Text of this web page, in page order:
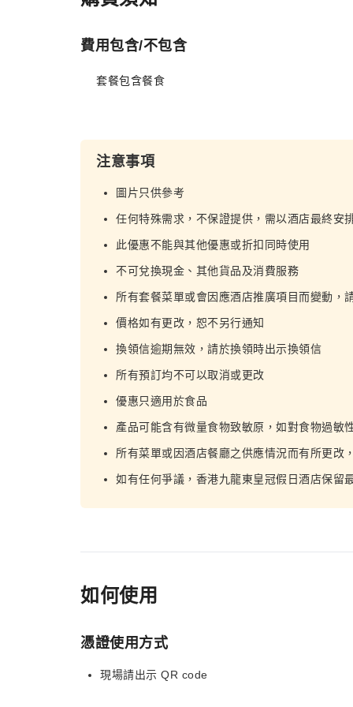
費用包含/不包含
套餐包含餐食
注意事項
圖片只供參考
任何特殊需求，不保證提供，需以酒店最終安
此優惠不能與其他優惠或折扣同時使用
不可兌換現金、其他貨品及消費服務
所有套餐菜單或會因應酒店推廣項目而變動，
價格如有更改，恕不另行通知
換領信逾期無效，請於換領時出示換領信
所有預訂均不可以取消或更改
優惠只適用於食品
產品可能含有微量食物致敏原，如對食物過敏
所有菜單或因酒店餐廳之供應情況而有所更改
如有任何爭議，香港九龍東皇冠假日酒店保留
如何使用
憑證使用方式
現場請出示 QR code